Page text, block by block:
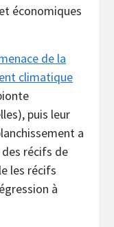
économiques
de la
climatique
puis leur
a
récifs de
les récifs
à